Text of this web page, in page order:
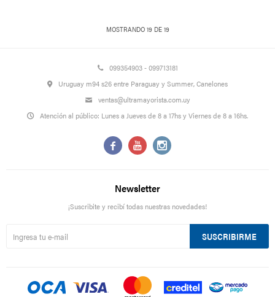
MOSTRANDO 19 DE 19
099354903 - 099713181
Uruguay m94 s26 entre Paraguay y Summer, Canelones
ventas@ultramayorista.com.uy
Atención al público: Lunes a Jueves de 8 a 17hs y Viernes de 8 a 16hs.
  
Newsletter
¡Suscribite y recibí todas nuestras novedades!
SUSCRIBIRME